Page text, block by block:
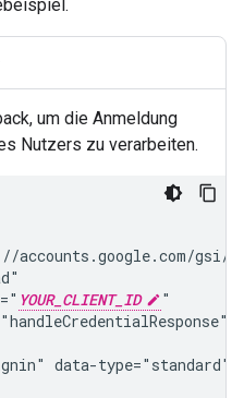
um die Anmeldung
Nutzers zu verarbeiten.
accounts.google.com/gsi/
YOUR_CLIENT_ID
"
data-